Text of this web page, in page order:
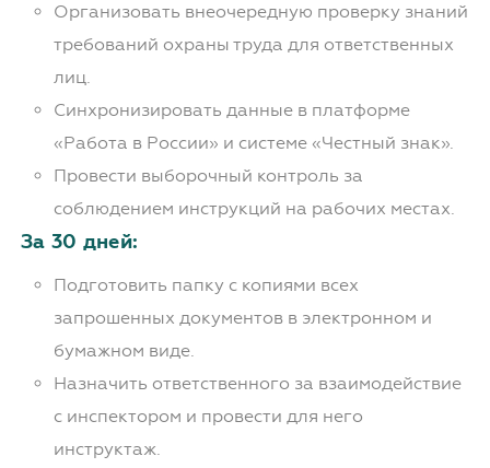
Организовать внеочередную проверку знаний
требований охраны труда для ответственных
лиц.
Синхронизировать данные в платформе
«Работа в России» и системе «Честный знак».
Провести выборочный контроль за
соблюдением инструкций на рабочих местах.
За 30 дней:
Подготовить папку с копиями всех
запрошенных документов в электронном и
бумажном виде.
Назначить ответственного за взаимодействие
с инспектором и провести для него
инструктаж.